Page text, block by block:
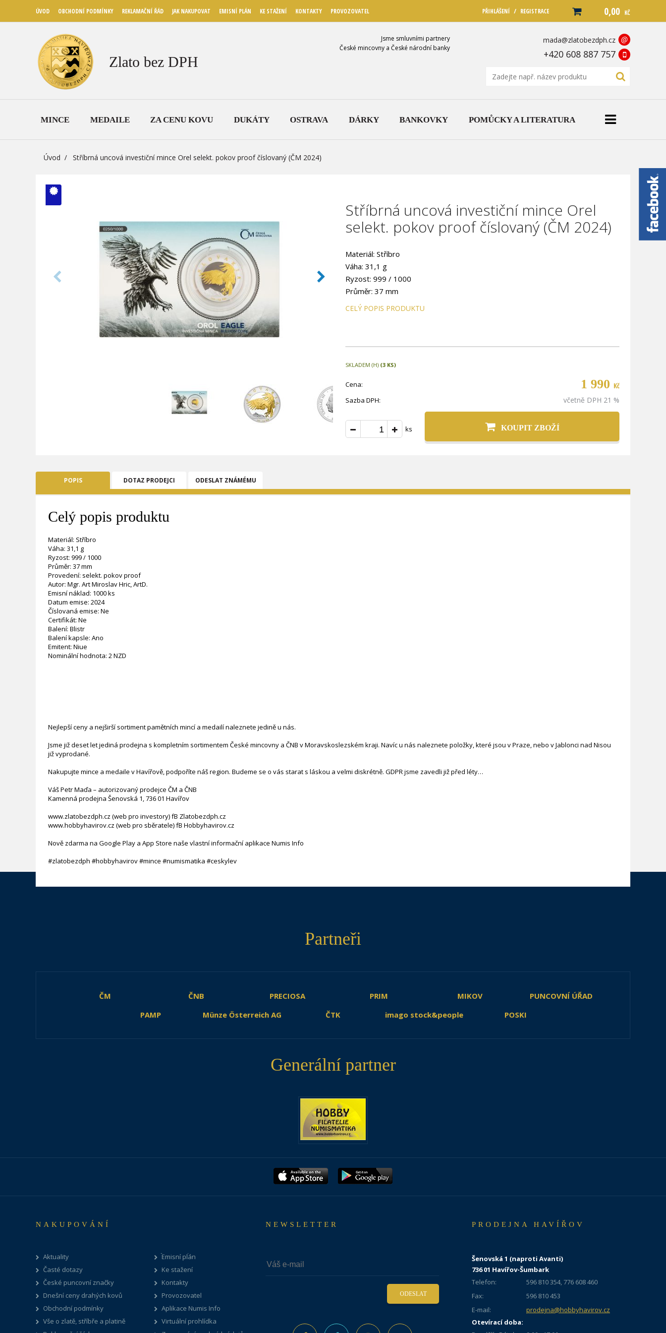
ÚVOD OBCHODNÍ PODMÍNKY REKLAMAČNÍ ŘÁD JAK NAKUPOVAT EMISNÍ PLÁN KE STAŽENÍ KONTAKTY PROVOZOVATEL PŘIHLÁŠENÍ / REGISTRACE 0,00 KČ
Zlato bez DPH
Jsme smluvními partnery
České mincovny a České národní banky
mada@zlatobezdph.cz @
+420 608 887 757
MINCE MEDAILE ZA CENU KOVU DUKÁTY OSTRAVA DÁRKY BANKOVKY POMŮCKY A LITERATURA
Úvod Stříbrná uncová investiční mince Orel selekt. pokov proof číslovaný (ČM 2024)
Stříbrná uncová investiční mince Orel
selekt. pokov proof číslovaný (ČM 2024)
Materiál: Stříbro
Váha: 31,1 g
Ryzost: 999 / 1000
Průměr: 37 mm
Provedení: selekt. pokov proof
CELÝ POPIS PRODUKTU
V ČM zcela
SKLADEM (H) (3 KS)
Cena: 1 990 Kč
Sazba DPH: včetně DPH 21 %
ks KOUPIT ZBOŽÍ
POPIS DOTAZ PRODEJCI ODESLAT ZNÁMÉMU
Celý popis produktu
Materiál: Stříbro
Váha: 31,1 g
Ryzost: 999 / 1000
Průměr: 37 mm
Provedení: selekt. pokov proof
Autor: Mgr. Art Miroslav Hric, ArtD.
Emisní náklad: 1000 ks
Datum emise: 2024
Číslovaná emise: Ne
Certifikát: Ne
Balení: Blistr
Balení kapsle: Ano
Emitent: Niue
Nominální hodnota: 2 NZD
Nejlepší ceny a nejširší sortiment pamětních mincí a medailí naleznete jedině u nás.
Jsme již deset let jediná prodejna s kompletním sortimentem České mincovny a ČNB v Moravskoslezském kraji. Navíc u nás naleznete položky, které jsou v Praze, nebo v Jablonci nad Nisou
již vyprodané.
Nakupujte mince a medaile v Havířově, podpoříte náš region. Budeme se o vás starat s láskou a velmi diskrétně. GDPR jsme zavedli již před léty…
Váš Petr Maďa – autorizovaný prodejce ČM a ČNB
Kamenná prodejna Šenovská 1, 736 01 Havířov
www.zlatobezdph.cz (web pro investory) fB Zlatobezdph.cz
www.hobbyhavirov.cz (web pro sběratele) fB Hobbyhavirov.cz
Nově zdarma na Google Play a App Store naše vlastní informační aplikace Numis Info
#zlatobezdph #hobbyhavirov #mince #numismatika #ceskylev
Partneři
ČM ČNB PRECIOSA PRIM MIKOV
PUNCOVNÍ ÚŘAD
PAMP
Münze Österreich AG ČTK imago stock&people POSKI
Generální partner
NAKUPOVÁNÍ
Aktuality
Časté dotazy
České puncovní značky
Dnešní ceny drahých kovů
Obchodní podmínky
Vše o zlatě, stříbře a platině
Emisní plán
Ke stažení
Kontakty
Provozovatel
Aplikace Numis Info
Virtuální prohlídka
NEWSLETTER
ODESLAT
PRODEJNA HAVÍŘOV
Šenovská 1 (naproti Avanti)
736 01 Havířov-Šumbark
Telefon:
596 810 354, 776 608 460
Fax:
596 810 453
E-mail:
prodejna@hobbyhavirov.cz
Otevírací doba: